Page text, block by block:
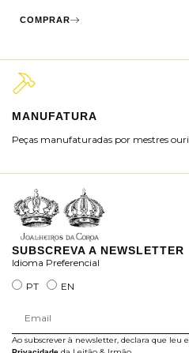
COMPRAR
MANUFATURA
Peças manufaturadas por mestres
SUBSCREVA A NEWSLETTER
Idioma Preferencial
PT
EN
Ao subscrever à newsletter, declara que leu